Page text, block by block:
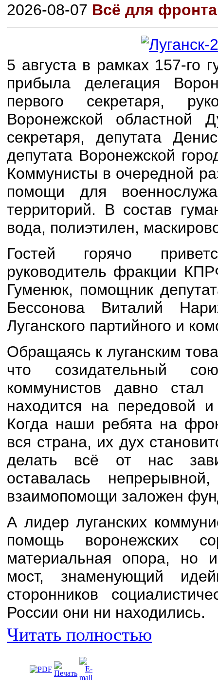
2026-08-07 Всё для
5 августа в рамках 157-го
прибыла делегация
первого секретаря,
Воронежской областной
секретаря, депутата
депутата Воронежской
Коммунисты в очередной
помощи для
территорий. В состав
вода, полиэтилен,
Гостей горячо
руководитель фракции
Гуменюк, помощник
Бессонова Виталий
Луганского партийного и
Обращаясь к луганским
что созидательный
коммунистов давно
находится на передовой
Когда наши ребята на
вся страна, их дух
делать всё от нас
оставалась
взаимопомощи заложен
А лидер луганских
помощь воронежских
материальная опора, но
мост, знаменующий
сторонников
России они ни находились.
Читать полностью